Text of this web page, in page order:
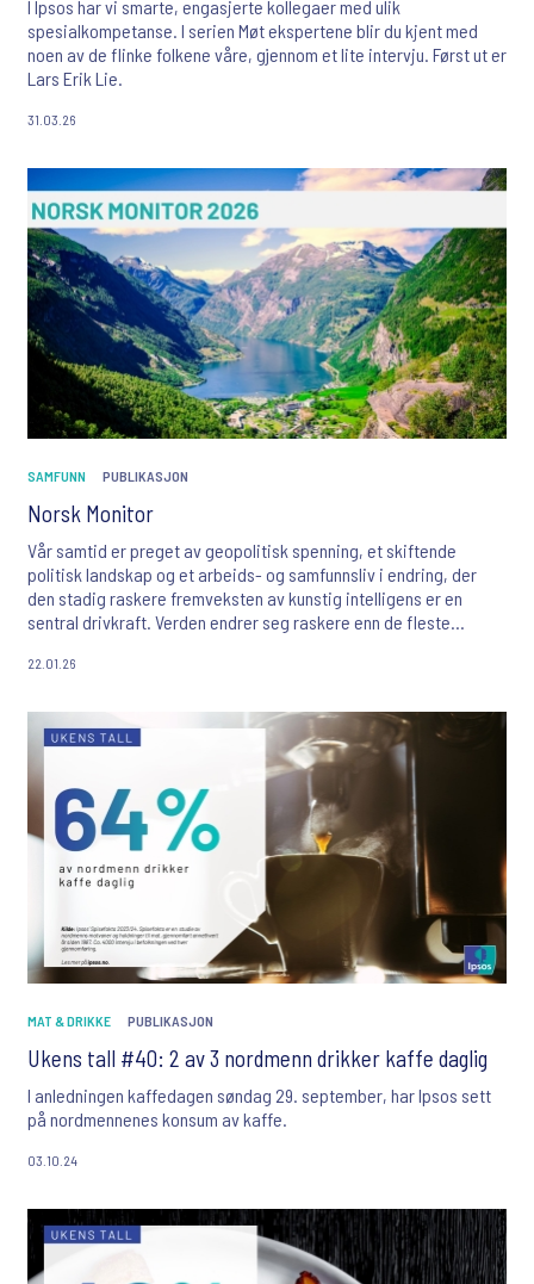
I Ipsos har vi smarte, engasjerte kollegaer med ulik
spesialkompetanse. I serien Møt ekspertene blir du kjent med
noen av de flinke folkene våre, gjennom et lite intervju. Først ut er
Lars Erik Lie.
31.03.26
SAMFUNN PUBLIKASJON
Norsk Monitor
Vår samtid er preget av geopolitisk spenning, et skiftende
politisk landskap og et arbeids- og samfunnsliv i endring, der
den stadig raskere fremveksten av kunstig intelligens er en
sentral drivkraft. Verden endrer seg raskere enn de fleste
endrer seg med den.
22.01.26
MAT & DRIKKE PUBLIKASJON
Ukens tall #40: 2 av 3 nordmenn drikker kaffe daglig
I anledningen kaffedagen søndag 29. september, har Ipsos sett
på nordmennenes konsum av kaffe.
03.10.24